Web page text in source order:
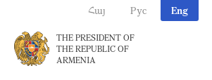
Հայ Рус Eng
THE PRESIDENT OF
THE REPUBLIC OF
ARMENIA